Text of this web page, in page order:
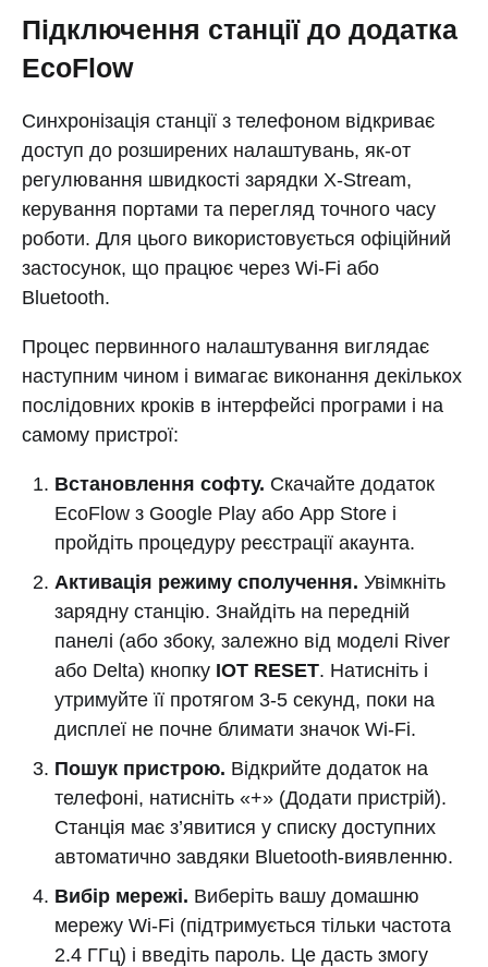
Підключення станції до додатка
EcoFlow
Синхронізація станції з телефоном відкриває
доступ до розширених налаштувань, як-от
регулювання швидкості зарядки X-Stream,
керування портами та перегляд точного часу
роботи. Для цього використовується офіційний
застосунок, що працює через Wi-Fi або
Bluetooth.
Процес первинного налаштування виглядає
наступним чином і вимагає виконання декількох
послідовних кроків в інтерфейсі програми і на
самому пристрої:
Встановлення софту. Скачайте додаток
EcoFlow з Google Play або App Store і
пройдіть процедуру реєстрації акаунта.
Активація режиму сполучення. Увімкніть
зарядну станцію. Знайдіть на передній
панелі (або збоку, залежно від моделі River
або Delta) кнопку IOT RESET. Натисніть і
утримуйте її протягом 3-5 секунд, поки на
дисплеї не почне блимати значок Wi-Fi.
Пошук пристрою. Відкрийте додаток на
телефоні, натисніть «+» (Додати пристрій).
Станція має з’явитися у списку доступних
автоматично завдяки Bluetooth-виявленню.
Вибір мережі. Виберіть вашу домашню
мережу Wi-Fi (підтримується тільки частота
2.4 ГГц) і введіть пароль. Це дасть змогу